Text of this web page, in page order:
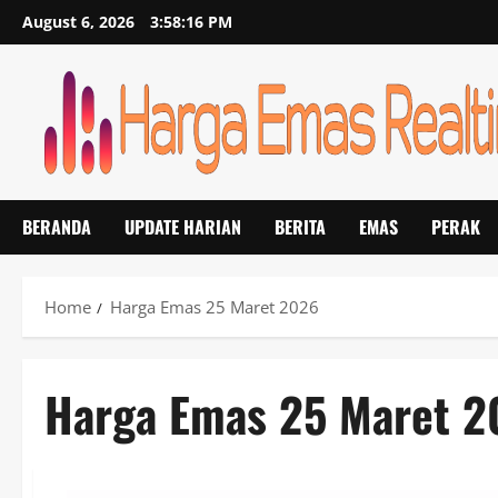
Skip
to
August 6, 2026 3:58:16 PM
BERANDA UPDATE HARIAN BERITA EMAS PERAK
Home Harga Emas 25 Maret 2026
Harga Emas 25 Maret